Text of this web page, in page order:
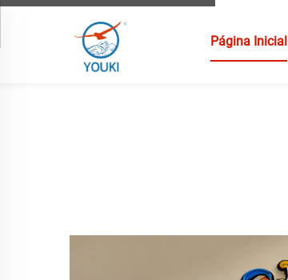
Página Inicial